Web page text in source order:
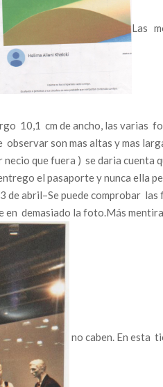
Las
10,1 cm de ancho, las varias
son mas altas y mas
que fuera ) se daria cuenta
el pasaporte y nunca ella
de abril–Se puede comprobar
en demasiado la foto.Más
no caben. En esta